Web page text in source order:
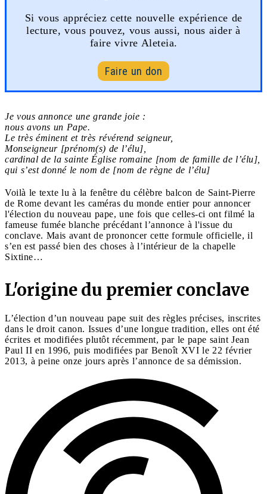
Si vous appréciez cette nouvelle expérience de
lecture, vous pouvez, vous aussi, nous aider à
faire vivre Aleteia.
Faire un don
Je vous annonce une grande joie :
nous avons un Pape.
Le très éminent et très révérend seigneur,
Monseigneur [prénom(s) de l’élu],
cardinal de la sainte Église romaine [nom de famille de l’élu],
qui s’est donné le nom de [nom de règne de l’élu]
Voilà le texte lu à la fenêtre du célèbre balcon de Saint-Pierre
de Rome devant les caméras du monde entier pour annoncer
l'élection du nouveau pape, une fois que celles-ci ont filmé la
fameuse fumée blanche précédant l’annonce à l'issue du
conclave. Mais avant de prononcer cette formule officielle, il
s’en est passé bien des choses à l’intérieur de la chapelle
Sixtine…
L'origine du premier conclave
L’élection d’un nouveau pape suit des règles précises, inscrites
dans le droit canon. Issues d’une longue tradition, elles ont été
écrites et modifiées plutôt récemment, par le pape saint Jean
Paul II en 1996, puis modifiées par Benoît XVI le 22 février
2013, à peine onze jours après l’annonce de sa démission.